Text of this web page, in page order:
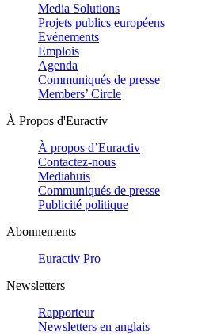
Media Solutions
Projets publics européens
Evénements
Emplois
Agenda
Communiqués de presse
Members’ Circle
À Propos d'Euractiv
À propos d’Euractiv
Contactez-nous
Mediahuis
Communiqués de presse
Publicité politique
Abonnements
Euractiv Pro
Newsletters
Rapporteur
Newsletters en anglais